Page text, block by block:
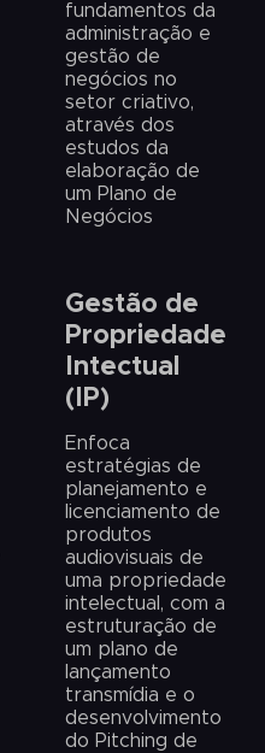
fundamentos da
administração e
gestão de
negócios no
setor criativo,
através dos
estudos da
elaboração de
um Plano de
Negócios
Gestão de
Propriedade
Intectual
(IP)
Enfoca
estratégias de
planejamento e
licenciamento de
produtos
audiovisuais de
uma propriedade
intelectual, com a
estruturação de
um plano de
lançamento
transmídia e o
desenvolvimento
do Pitching de